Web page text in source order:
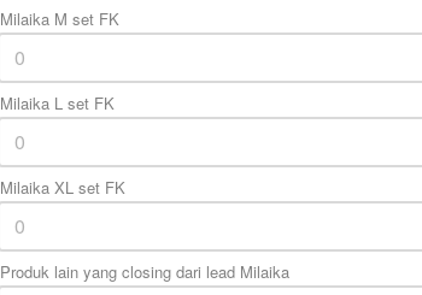
Milaika M set FK
Milaika L set FK
Milaika XL set FK
Produk lain yang closing dari lead Milaika